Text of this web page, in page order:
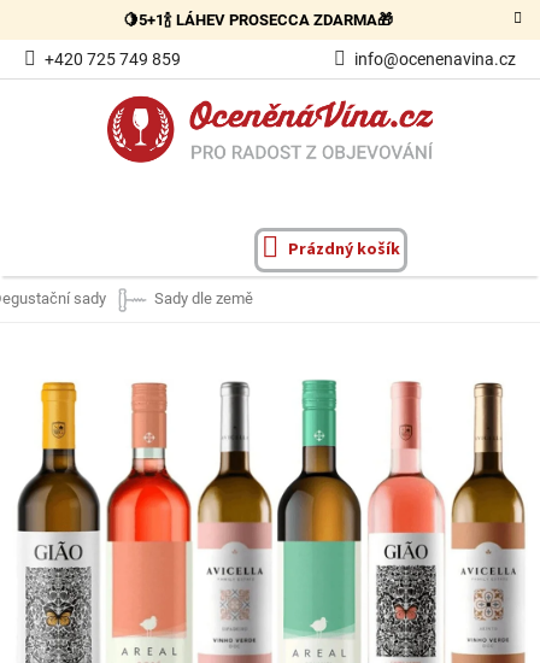
obsah
🍋5+1🍾 LÁHEV PROSECCA ZDARMA🎁
+420 725 749 859 info@ocenenavina.cz
NÁKUPNÍ
Prázdný košík
sady Sady dle země